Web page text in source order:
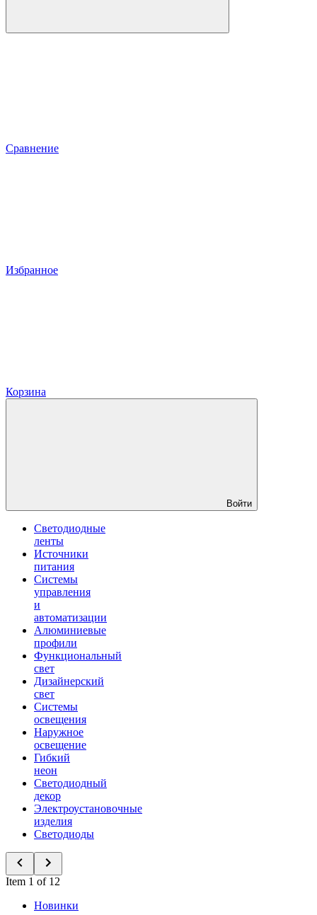
Сравнение
Избранное
Корзина
Войти
Светодиодные
ленты
Источники
питания
Системы
управления
и
автоматизации
Алюминиевые
профили
Функциональный
свет
Дизайнерский
свет
Системы
освещения
Наружное
освещение
Гибкий
неон
Светодиодный
декор
Электроустановочные
изделия
Светодиоды
Item 1 of 12
Новинки